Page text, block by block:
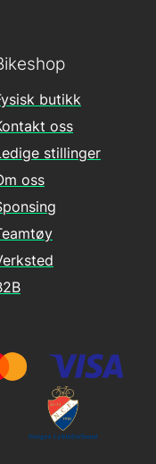
butikk
oss
stillinger
oss